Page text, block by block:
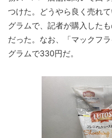
つけた。どうやら良く売れ
グラムで、記者が購入した
だった。なお、「マックフ
グラムで330円だ。